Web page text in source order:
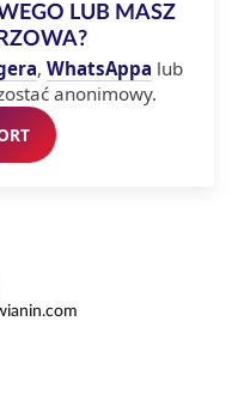
LUB MASZ
, WhatsAppa lub
anonimowy.